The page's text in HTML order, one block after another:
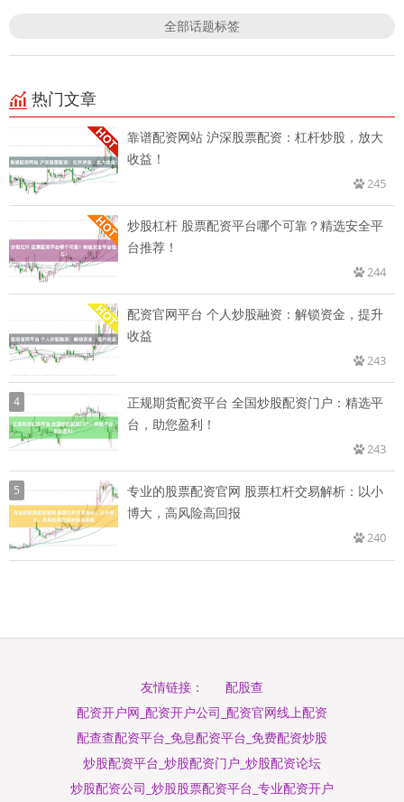
全部话题标签
热门文章
靠谱配资网站 沪深股票配资：杠杆炒股，放大
收益！
245
炒股杠杆 股票配资平台哪个可靠？精选安全平
台推荐！
244
配资官网平台 个人炒股融资：解锁资金，提升
收益
243
4
正规期货配资平台 全国炒股配资门户：精选平
台，助您盈利！
243
5
专业的股票配资官网 股票杠杆交易解析：以小
博大，高风险高回报
240
友情链接：
配股查
配资开户网_配资开户公司_配资官网线上配资
配查查配资平台_免息配资平台_免费配资炒股
炒股配资平台_炒股配资门户_炒股配资论坛
炒股配资公司_炒股股票配资平台_专业配资开户